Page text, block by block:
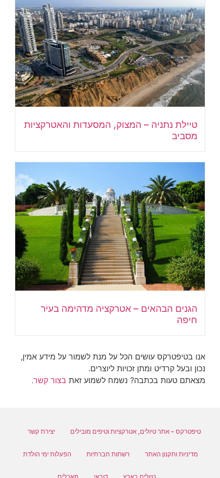
טיילת נתניה – המצוק, המסעדות והאטרקציות
מסביב
הגנים הבהאים – אטרקציה מדהימה בעיר
חיפה
אנו בטיפטרקס עושים הכל על מנת לשמור על מידע אמין,
נכון ובעל קרדיט ומתן זכויות ליוצרים.
מצאתם טעות בכתבה? נשמח לשמוע זאת בצור קשר.
טיפטרקס – אתר טיולים, אטרקציות וטיפים מובילים יצירת קשר
מדיניות ותקנון האתר רשתות חברתיות הפעלות ימי הולדת